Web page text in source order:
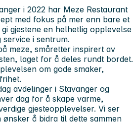
i 2022 har Meze Restaurant
med fokus på mer enn bare et
gjestene en helhetlig opplevelse
i sentrum.
meze, småretter inspirert av
laget for å deles rundt bordet.
om gode smaker,
avdelinger i Stavanger og
dag for å skape varme,
gjesteopplevelser. Vi ser
å bidra til dette sammen